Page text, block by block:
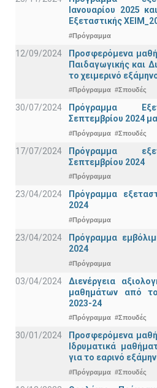
Ιανουαρίου 2025
Εξεταστικής
#Πρόγραμμα
12/09/2024
Προσφερόμενα
Παιδαγωγικής και
το χειμερινό
#Πρόγραμμα #Σπουδές
30/07/2024
Πρόγραμμα
Σεπτεμβρίου 2024
#Πρόγραμμα #Σπουδές
17/07/2024
Πρόγραμμα
Σεπτεμβρίου 2024
#Πρόγραμμα
23/04/2024
Πρόγραμμα
2024
#Πρόγραμμα
23/04/2024
Πρόγραμμα
2024
#Πρόγραμμα
03/04/2024
Διενέργεια
μαθημάτων από
2023-24
#Πρόγραμμα #Σπουδές
30/01/2024
Προσφερόμενα
Ιδρυματικά
για το εαρινό
#Πρόγραμμα #Σπουδές